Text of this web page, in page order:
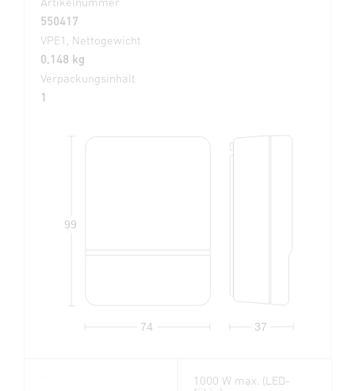
550417
VPE1, Nettogewicht
0,148 kg
Verpackungsinhalt
1
74 37
99
1000 W max. (LED-